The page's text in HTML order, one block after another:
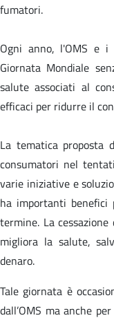
fumatori.
Ogni anno, l'OMS e
Giornata Mondiale
salute associati al
efficaci per ridurre il
La tematica proposta
consumatori nel
varie iniziative e
ha importanti benefici
termine. La
migliora la salute,
denaro.
Tale giornata è
dall’OMS ma anche